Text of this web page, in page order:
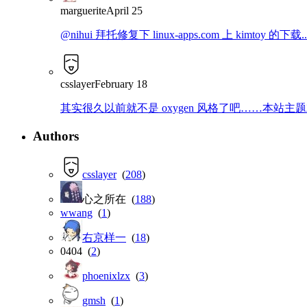
margueriteApril 25
@nihui 拜托修复下 linux-apps.com 上 kimtoy 的下载
csslayerFebruary 18
其实很久以前就不是 oxygen 风格了吧……本站主题
Authors
csslayer(208)
心之所在 (188)
wwang (1)
右京样一 (18)
0404 (2)
phoenixlzx (3)
gmsh (1)